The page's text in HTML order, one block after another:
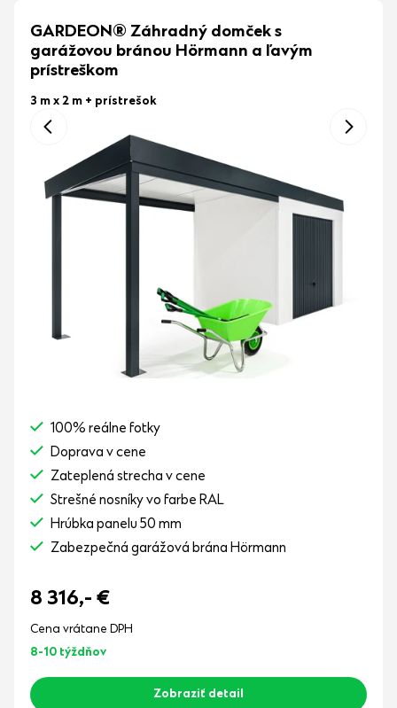
GARDEON® Záhradný domček s
garážovou bránou Hörmann a ľavým
prístreškom
3 m x 2 m + prístrešok
100% reálne fotky
Doprava v cene
Zateplená strecha v cene
Strešné nosníky vo farbe RAL
Hrúbka panelu 50 mm
Zabezpečná garážová brána Hörmann
8 316,- €
Cena vrátane DPH
8-10 týždňov
Zobraziť detail